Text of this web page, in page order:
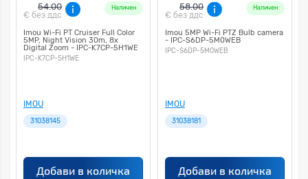
54.00
€ без ддс
Наличен
Imou Wi-Fi PT Cruiser Full Color
5MP, Night Vision 30m, 8x
Digital Zoom - IPC-K7CP-5H1WE
IPC-K7CP-5H1WE
IMOU
31038145
Добави в количка
58.00
€ без ддс
Наличен
Imou 5MP Wi-Fi PTZ Bulb camera
- IPC-S6DP-5M0WEB
IPC-S6DP-5M0WEB
IMOU
31038181
Добави в количка